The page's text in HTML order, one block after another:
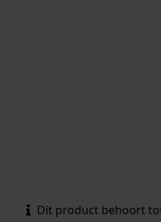
Dit product behoort